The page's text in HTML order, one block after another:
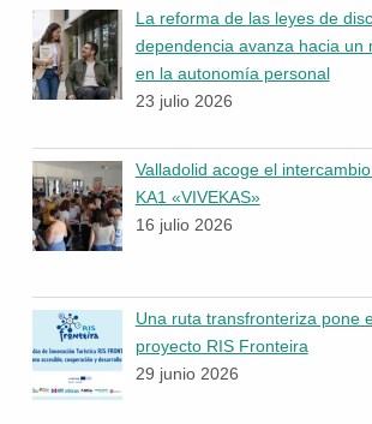
La reforma de las leyes de
dependencia avanza hacia un
en la autonomía personal
23 julio 2026
Valladolid acoge el
KA1 «VIVEKAS»
16 julio 2026
Una ruta transfronteriza pone
proyecto RIS Fronteira
29 junio 2026